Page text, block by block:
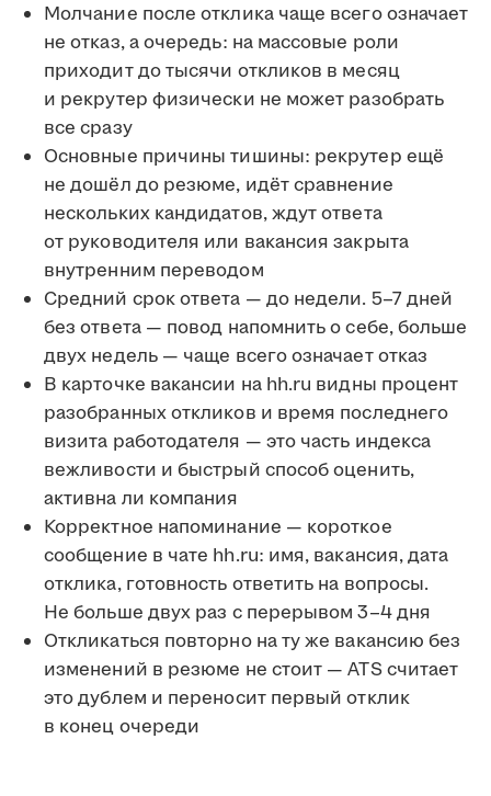
Молчание после отклика чаще всего означает
не отказ, а очередь: на массовые роли
приходит до тысячи откликов в месяц
и рекрутер физически не может разобрать
все сразу
Основные причины тишины: рекрутер ещё
не дошёл до резюме, идёт сравнение
нескольких кандидатов, ждут ответа
от руководителя или вакансия закрыта
внутренним переводом
Средний срок ответа — до недели. 5–7 дней
без ответа — повод напомнить о себе, больше
двух недель — чаще всего означает отказ
В карточке вакансии на hh.ru видны процент
разобранных откликов и время последнего
визита работодателя — это часть индекса
вежливости и быстрый способ оценить,
активна ли компания
Корректное напоминание — короткое
сообщение в чате hh.ru: имя, вакансия, дата
отклика, готовность ответить на вопросы.
Не больше двух раз с перерывом 3–4 дня
Откликаться повторно на ту же вакансию без
изменений в резюме не стоит — ATS считает
это дублем и переносит первый отклик
в конец очереди